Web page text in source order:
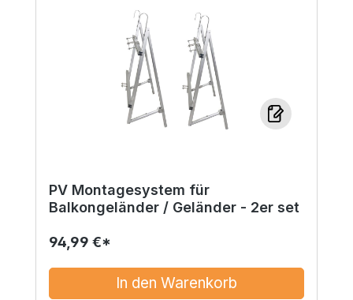
PV Montagesystem für
Balkongeländer / Geländer - 2er set
94,99 €*
In den Warenkorb